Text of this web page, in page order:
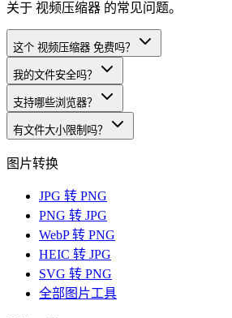
关于 视频压缩器 的常见问题。
这个 视频压缩器 免费吗？
我的文件安全吗？
支持哪些浏览器？
有文件大小限制吗？
图片转换
JPG 转 PNG
PNG 转 JPG
WebP 转 PNG
HEIC 转 JPG
SVG 转 PNG
全部图片工具